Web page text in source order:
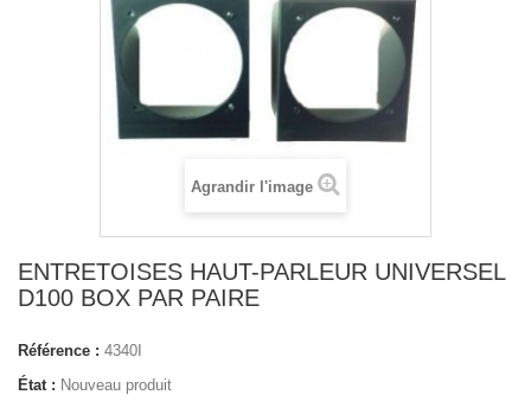
Agrandir l'image
ENTRETOISES HAUT-PARLEUR UNIVERSEL
D100 BOX PAR PAIRE
Référence : 4340I
État : Nouveau produit